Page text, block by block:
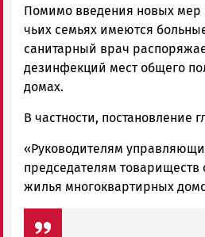
Помимо введения новых мер
чьих семьях имеются
санитарный врач
дезинфекций мест общего
домах.
В частности, постановление
«Руководителям
председателям товариществ
жилья многоквартирных